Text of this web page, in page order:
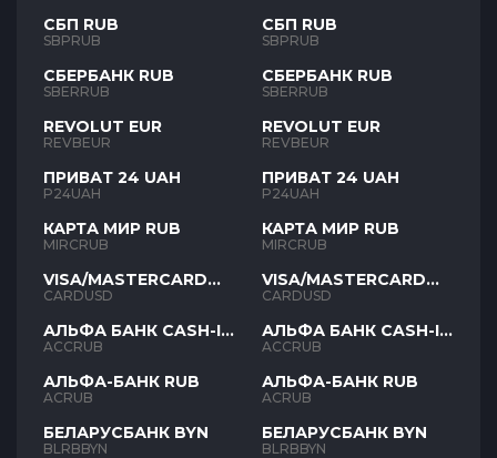
СБП RUB
SBPRUB
СБЕРБАНК RUB
SBERRUB
REVOLUT EUR
REVBEUR
ПРИВАТ 24 UAH
P24UAH
КАРТА МИР RUB
MIRCRUB
VISA/MASTERCARD
USD
CARDUSD
АЛЬФА БАНК CASH-IN
RUB
ACCRUB
АЛЬФА-БАНК RUB
ACRUB
БЕЛАРУСБАНК BYN
BLRBBYN
СБП RUB
SBPRUB
СБЕРБАНК RUB
SBERRUB
REVOLUT EUR
REVBEUR
ПРИВАТ 24 UAH
P24UAH
КАРТА МИР RUB
MIRCRUB
VISA/MASTERCARD
USD
CARDUSD
АЛЬФА БАНК CASH-IN
RUB
ACCRUB
АЛЬФА-БАНК RUB
ACRUB
БЕЛАРУСБАНК BYN
BLRBBYN